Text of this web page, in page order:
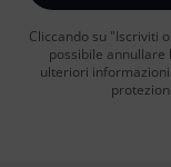
Cliccando su "Iscriviti
possibile annullare
ulteriori